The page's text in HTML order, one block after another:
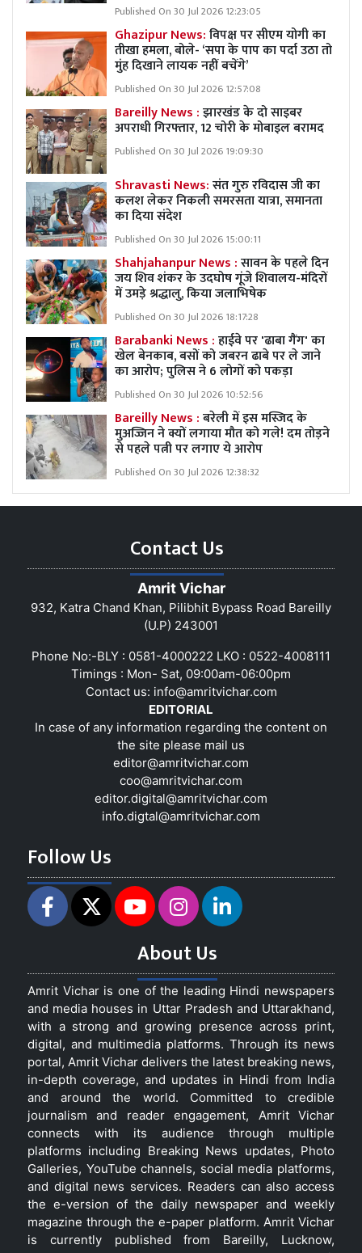
Published On 30 Jul 2026 12:23:05
Ghazipur News:विपक्ष पर सीएम योगी का
तीखा हमला, बोले- ‘सपा के पाप का पर्दा उठा तो
मुंह दिखाने लायक नहीं बचेंगे’
Published On 30 Jul 2026 12:57:08
Bareilly News :झारखंड के दो साइबर
अपराधी गिरफ्तार, 12 चोरी के मोबाइल बरामद
Published On 30 Jul 2026 19:09:30
Shravasti News:संत गुरु रविदास जी का
कलश लेकर निकली समरसता यात्रा, समानता
का दिया संदेश
Published On 30 Jul 2026 15:00:11
Shahjahanpur News :सावन के पहले दिन
जय शिव शंकर के उदघोष गूंजे शिवालय-मंदिरों
में उमड़े श्रद्धालु, किया जलाभिषेक
Published On 30 Jul 2026 18:17:28
Barabanki News :हाईवे पर 'ढाबा गैंग' का
खेल बेनकाब, बसों को जबरन ढाबे पर ले जाने
का आरोप; पुलिस ने 6 लोगों को पकड़ा
Published On 30 Jul 2026 10:52:56
Bareilly News :बरेली में इस मस्जिद के
मुअज्जिन ने क्यों लगाया मौत को गले! दम तोड़ने
से पहले पत्नी पर लगाए ये आरोप
Published On 30 Jul 2026 12:38:32
Contact Us
Amrit Vichar
932, Katra Chand Khan, Pilibhit Bypass Road Bareilly
(U.P) 243001
Phone No:-BLY : 0581-4000222 LKO : 0522-4008111
Timings : Mon- Sat, 09:00am-06:00pm
Contact us: info@amritvichar.com
EDITORIAL
In case of any information regarding the content on
the site please mail us
editor@amritvichar.com
coo@amritvichar.com
editor.digital@amritvichar.com
info.digtal@amritvichar.com
Follow Us
About Us
Amrit Vichar is one of the leading Hindi newspapers
and media houses in Uttar Pradesh and Uttarakhand,
with a strong and growing presence across print,
digital, and multimedia platforms. Through its news
portal, Amrit Vichar delivers the latest breaking news,
in-depth coverage, and updates in Hindi from India
and around the world. Committed to credible
journalism and reader engagement, Amrit Vichar
connects with its audience through multiple
platforms including Breaking News updates, Photo
Galleries, YouTube channels, social media platforms,
and digital news services. Readers can also access
the e-version of the daily newspaper and weekly
magazine through the e-paper platform. Amrit Vichar
is currently published from Bareilly, Lucknow,